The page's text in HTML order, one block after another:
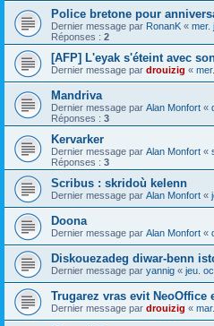
Police bretone pour
Dernier message par RonanK « mer.
Réponses : 2
[AFP] L'eyak s'éteint avec
Dernier message par drouizig «
Mandriva
Dernier message par Alan Monfort «
Réponses : 3
Kervarker
Dernier message par Alan Monfort «
Réponses : 3
Scribus : skridoù kelenn
Dernier message par Alan Monfort «
Doona
Dernier message par Alan Monfort «
Diskouezadeg diwar-benn
Dernier message par yannig « jeu.
Trugarez vras evit NeoOffice
Dernier message par drouizig «